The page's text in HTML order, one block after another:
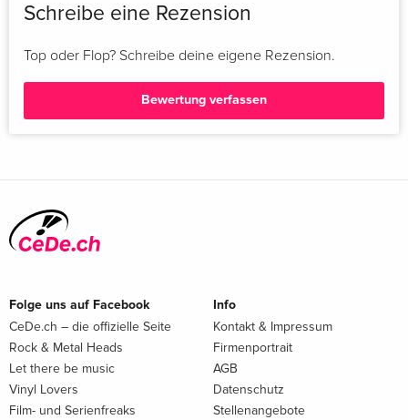
Schreibe eine Rezension
Top oder Flop? Schreibe deine eigene Rezension.
Bewertung verfassen
Folge uns auf Facebook
CeDe.ch – die offizielle Seite
Rock & Metal Heads
Let there be music
Vinyl Lovers
Film- und Serienfreaks
Info
Kontakt & Impressum
Firmenportrait
AGB
Datenschutz
Stellenangebote